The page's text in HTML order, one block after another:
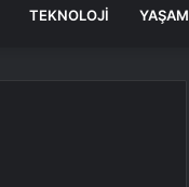
TEKNOLOJI YAŞAM